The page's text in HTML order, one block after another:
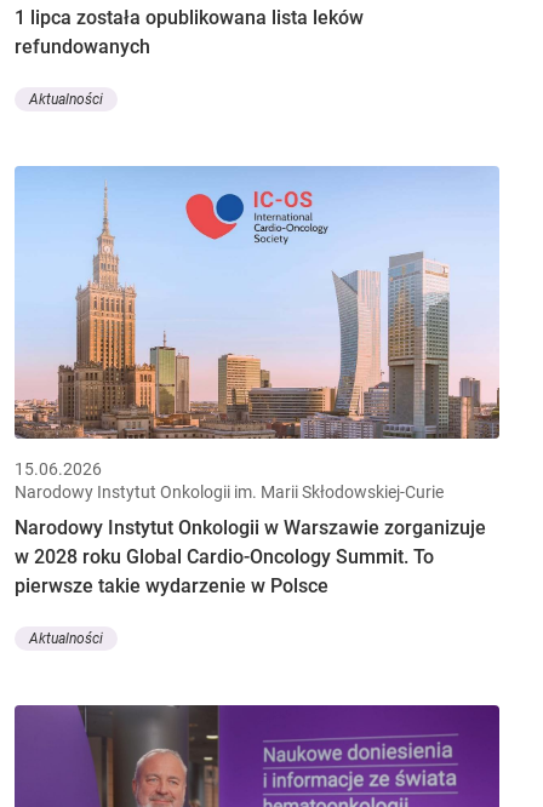
1 lipca została opublikowana lista leków
refundowanych
Aktualności
15.06.2026
Narodowy Instytut Onkologii im. Marii Skłodowskiej-Curie
Narodowy Instytut Onkologii w Warszawie zorganizuje
w 2028 roku Global Cardio-Oncology Summit. To
pierwsze takie wydarzenie w Polsce
Aktualności